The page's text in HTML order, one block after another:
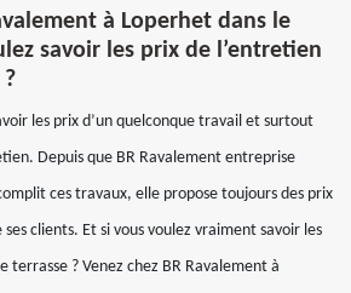
à Loperhet dans le
savoir les prix de l’entretien
les prix d’un quelconque travail et surtout
Depuis que BR Ravalement entreprise
ces travaux, elle propose toujours des prix
clients. Et si vous voulez vraiment savoir les
terrasse ? Venez chez BR Ravalement à